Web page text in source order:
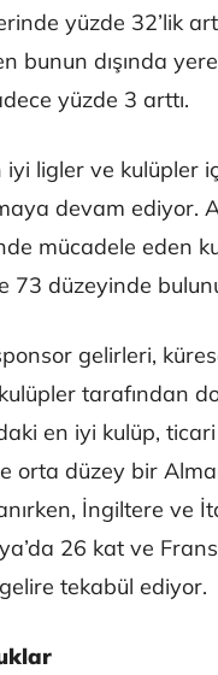
yüzde 32’lik
bunun dışında
yüzde 3 arttı.
iyi ligler ve kulüpler
devam ediyor.
mücadele eden
73 düzeyinde
gelirleri,
tarafından
en iyi kulüp,
orta düzey bir
İngiltere ve
26 kat ve
tekabül ediyor.